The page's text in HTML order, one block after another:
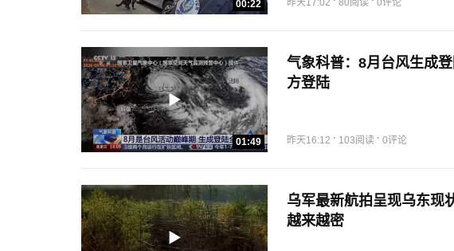
00:22 昨天17:02 80阅读 0评论
01:49
气象科普：8月台风生成
方登陆
昨天16:12 · 103阅读 · 0评论
乌军最新航拍呈现乌东现
越来越密